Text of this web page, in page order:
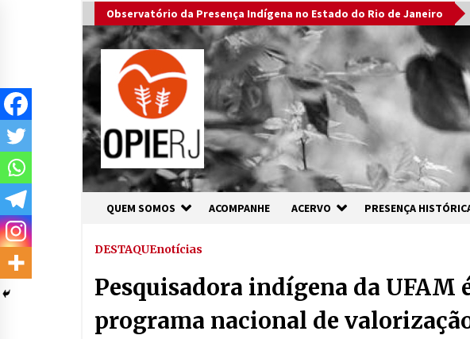
to
content
Observatório da Presença Indígena no Estado do Rio de Janeiro
QUEM SOMOS ACOMPANHE ACERVO PRESENÇA
DESTAQUEnotícias
Pesquisadora indígena da UFAM
programa nacional de